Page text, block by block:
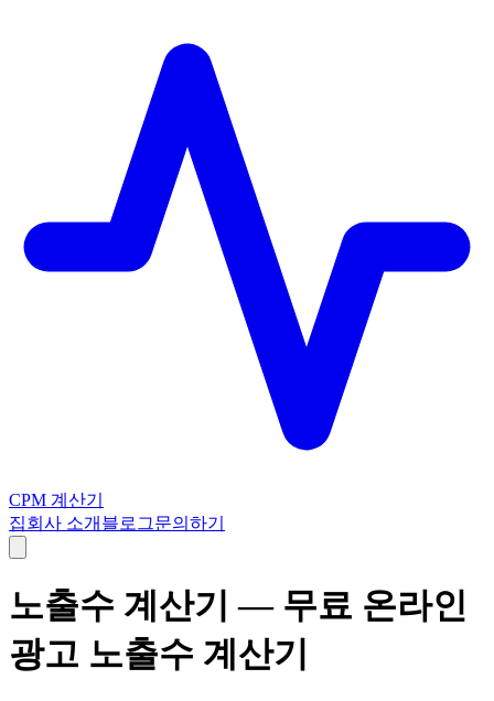
CPM 계산기
집회사 소개 블로그문의하기
노출수 계산기 — 무료 온라인
광고 노출수 계산기